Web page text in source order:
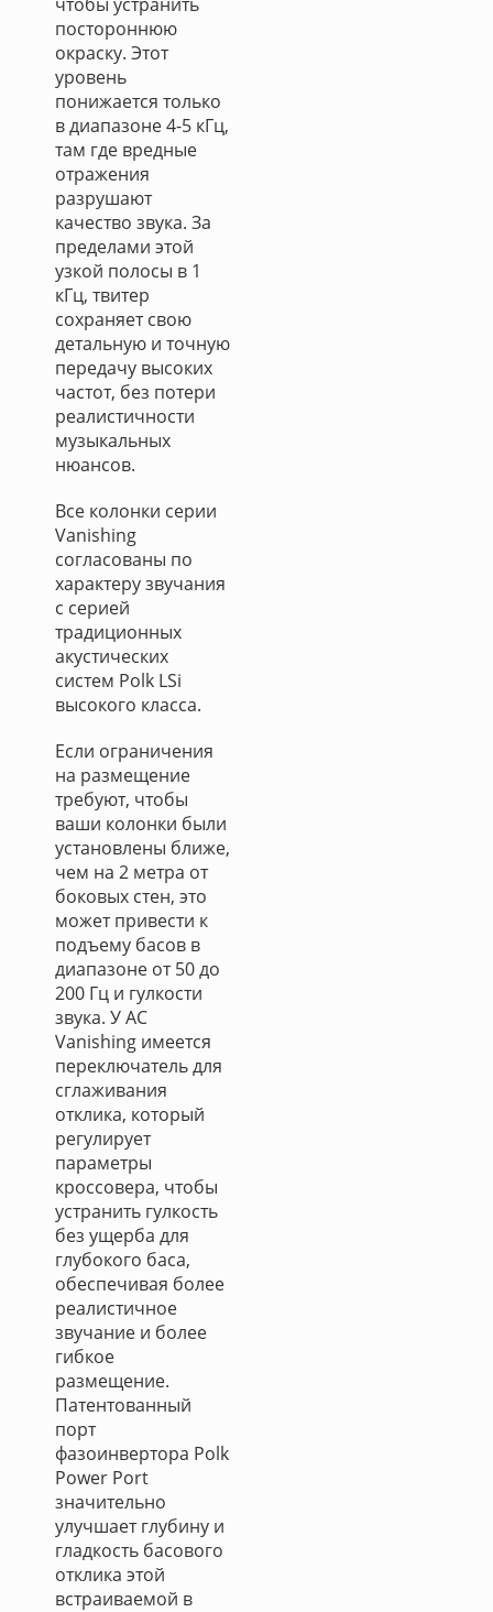
постороннюю
окраску. Этот
уровень
понижается только
в диапазоне 4-5 кГц,
там где вредные
отражения
разрушают
качество звука. За
пределами этой
узкой полосы в 1
кГц, твитер
сохраняет свою
детальную и точную
передачу высоких
частот, без потери
реалистичности
музыкальных
нюансов.
Все колонки серии
Vanishing
согласованы по
характеру звучания
с серией
традиционных
акустических
систем Polk LSi
высокого класса.
Если ограничения
на размещение
требуют, чтобы
ваши колонки были
установлены ближе,
чем на 2 метра от
боковых стен, это
может привести к
подъему басов в
диапазоне от 50 до
200 Гц и гулкости
звука. У АС
Vanishing имеется
переключатель для
сглаживания
отклика, который
регулирует
параметры
кроссовера, чтобы
устранить гулкость
без ущерба для
глубокого баса,
обеспечивая более
реалистичное
звучание и более
гибкое
размещение.
Патентованный
порт
фазоинвертора Polk
Power Port
значительно
улучшает глубину и
гладкость басового
отклика этой
встраиваемой в